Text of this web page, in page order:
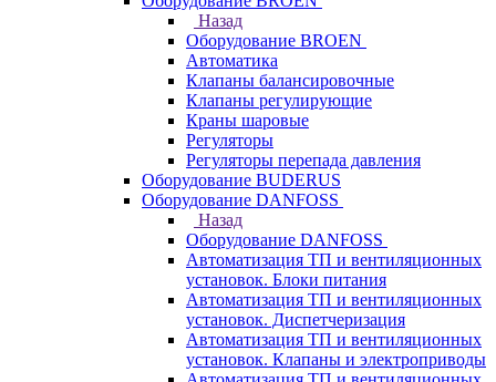
Назад
Оборудование BROEN
Автоматика
Клапаны балансировочные
Клапаны регулирующие
Краны шаровые
Регуляторы
Регуляторы перепада давления
Оборудование BUDERUS
Оборудование DANFOSS
Назад
Оборудование DANFOSS
Автоматизация ТП и вентиляционных
установок. Блоки питания
Автоматизация ТП и вентиляционных
установок. Диспетчеризация
Автоматизация ТП и вентиляционных
установок. Клапаны и электроприводы